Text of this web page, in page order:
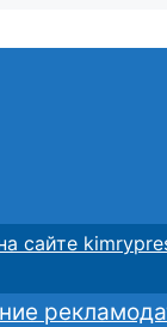
сайте